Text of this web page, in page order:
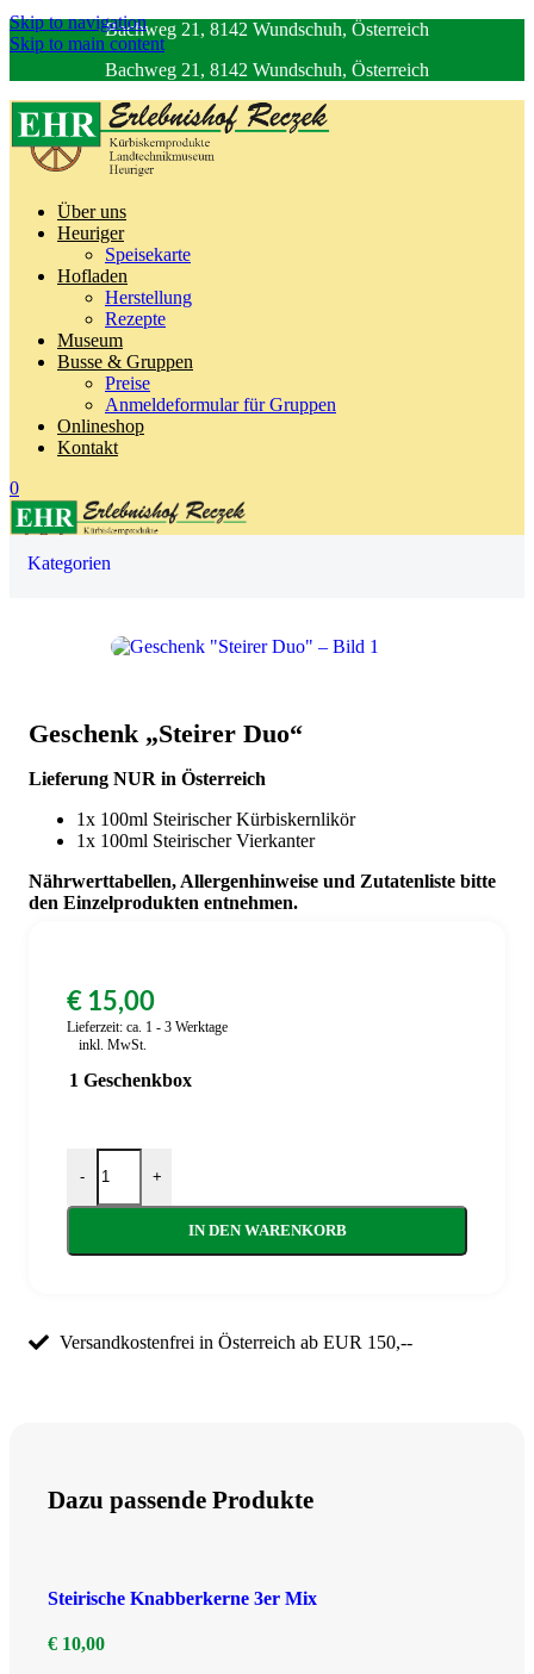
Skip to navigation
Skip to main content
Bachweg 21, 8142 Wundschuh, Österreich
Bachweg 21, 8142 Wundschuh, Österreich
Über uns
Heuriger
Speisekarte
Hofladen
Herstellung
Rezepte
Museum
Busse & Gruppen
Preise
Anmeldeformular für Gruppen
Onlineshop
Kontakt
0
Kategorien
Geschenk „Steirer Duo“
Lieferung NUR in Österreich
1x 100ml Steirischer Kürbiskernlikör
1x 100ml Steirischer Vierkanter
Nährwerttabellen, Allergenhinweise und Zutatenliste bitte
den Einzelprodukten entnehmen.
€ 15,00
Lieferzeit: ca. 1 - 3 Werktage
inkl. MwSt.
1 Geschenkbox
-
Geschenk "Steirer Duo" Menge
+
IN DEN WARENKORB
Versandkostenfrei in Österreich ab EUR 150,--
Dazu passende Produkte
Steirische Knabberkerne 3er Mix
€ 10,00